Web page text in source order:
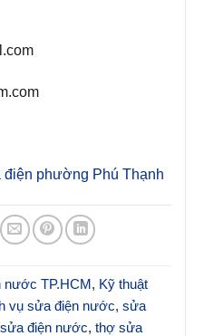
điện phường Phú Thạnh
nước TP.HCM, Kỹ thuật
vụ sửa điện nước, sửa
điện nước, thợ sửa